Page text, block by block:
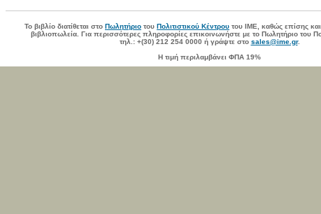
Το βιβλίο διατίθεται στο Πωλητήριο του Πολιτιστικού Κέντρου του ΙΜΕ, καθώς επίσης
βιβλιοπωλεία. Για περισσότερες πληροφορίες επικοινωνήστε με το Πωλητήριο του
τηλ.: +(30) 212 254 0000 ή γράψτε στο sales@ime.gr.
Η τιμή περιλαμβάνει ΦΠΑ 19%